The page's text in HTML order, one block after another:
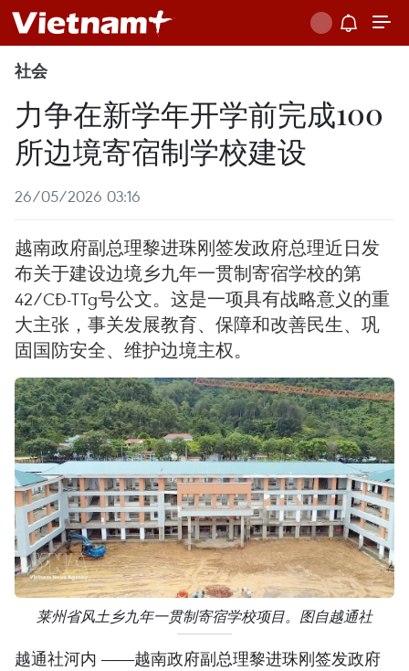
社会
力争在新学年开学前完成100
所边境寄宿制学校建设
26/05/2026 03:16
越南政府副总理黎进珠刚签发政府总理近日发
布关于建设边境乡九年一贯制寄宿学校的第
42/CĐ-TTg号公文。这是一项具有战略意义的重
大主张，事关发展教育、保障和改善民生、巩
固国防安全、维护边境主权。
莱州省风土乡九年一贯制寄宿学校项目。图自越通社
越通社河内 ——越南政府副总理黎进珠刚签发政府